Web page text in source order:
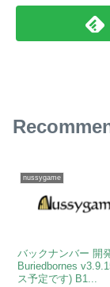
nussygame
バックナンバー 開
Buriedbornes
ス予定です) B1...